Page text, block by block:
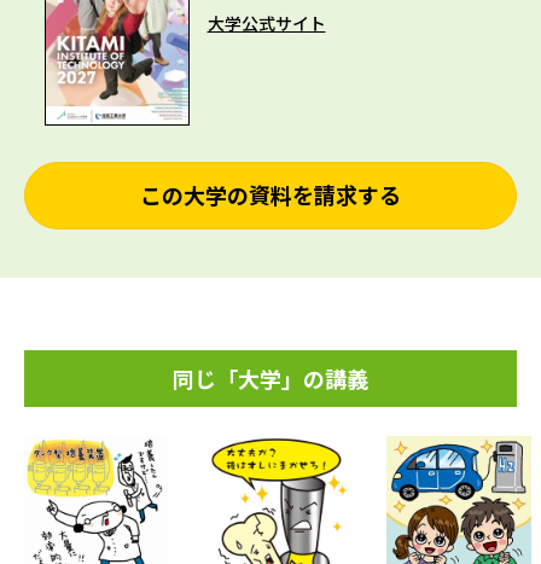
大学公式サイト
この大学の資料を請求する
同じ「大学」の講義